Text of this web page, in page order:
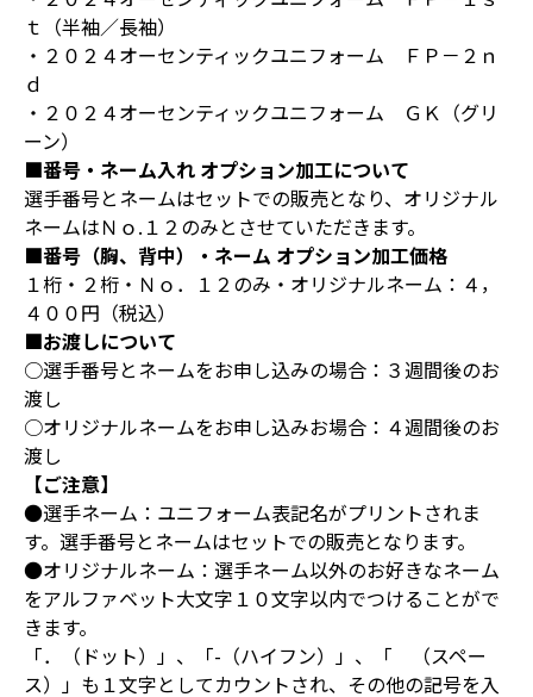
ｔ（半袖／長袖）
・２０２４オーセンティックユニフォーム ＦＰ－２ｎ
ｄ
・２０２４オーセンティックユニフォーム ＧＫ（グリ
ーン）
■番号・ネーム入れ オプション加工について
選手番号とネームはセットでの販売となり、オリジナル
ネームはＮｏ.１２のみとさせていただきます。
■番号（胸、背中）・ネーム オプション加工価格
１桁・２桁・Ｎｏ．１２のみ・オリジナルネーム：４，
４００円（税込）
■お渡しについて
○選手番号とネームをお申し込みの場合：３週間後のお
渡し
○オリジナルネームをお申し込みお場合：４週間後のお
渡し
【ご注意】
●選手ネーム：ユニフォーム表記名がプリントされま
す。選手番号とネームはセットでの販売となります。
●オリジナルネーム：選手ネーム以外のお好きなネーム
をアルファベット大文字１０文字以内でつけることがで
きます。
「．（ドット）」、「-（ハイフン）」、「 （スペー
ス）」も１文字としてカウントされ、その他の記号を入